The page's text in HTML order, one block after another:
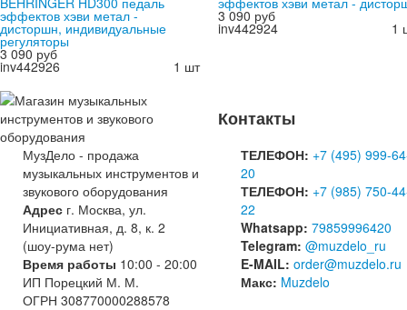
эффектов хэви метал -
дисторшн, индивидуальные
регуляторы
3 090 руб
1 шт
inv442926
3 090 руб
1
inv442924
МузДело - продажа
музыкальных инструментов и
звукового оборудования
Адрес г. Москва, ул.
Инициативная, д. 8, к. 2
(шоу-рума нет)
Время работы 10:00 - 20:00
ИП Порецкий М. М.
ОГРН 308770000288578
Контакты
ТЕЛЕФОН: +7 (495) 999-
20
ТЕЛЕФОН: +7 (985) 750-
22
Whatsapp: 79859996420
Telegram: @muzdelo_ru
E-MAIL: order@muzdelo.ru
Макс: Muzdelo